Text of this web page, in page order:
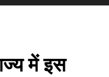
में इस